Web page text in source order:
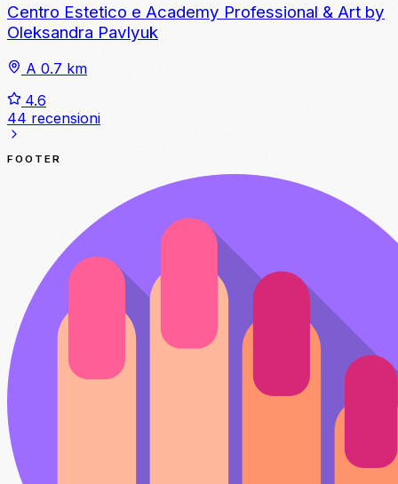
Centro Estetico e Academy Professional & Art by
Oleksandra Pavlyuk
A 0.7 km
4.6
44 recensioni
FOOTER